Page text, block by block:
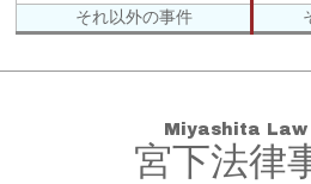
それ以外の事件
Miyashita
宮下法律